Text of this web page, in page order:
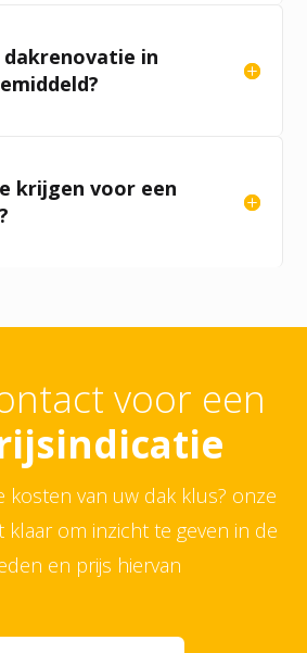
in
krijgen voor een
voor een
kosten van uw dak klus? onze
klaar om inzicht te geven in de
en prijs hiervan